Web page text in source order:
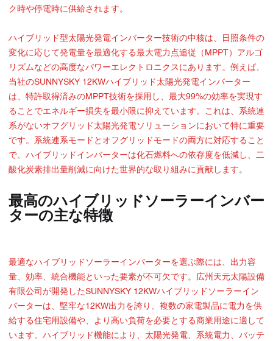
ク時や停電時に供給されます。
ハイブリッド型太陽光発電インバーター技術の中核は、日照条件の
変化に応じて発電量を最適化する最大電力点追従（MPPT）アルゴ
リズムなどの高度なパワーエレクトロニクスにあります。例えば、
当社のSUNNYSKY 12KWハイブリッド太陽光発電インバーター
は、特許取得済みのMPPT技術を採用し、最大99%の効率を実現す
ることでエネルギー損失を最小限に抑えています。これは、系統連
系がないオフグリッド太陽光発電ソリューションにおいて特に重要
です。系統連系モードとオフグリッドモードの両方に対応すること
で、ハイブリッドインバーターは化石燃料への依存度を低減し、二
酸化炭素排出量削減に向けた世界的な取り組みに貢献します。
最高のハイブリッドソーラーインバー
ターの主な特徴
最適なハイブリッドソーラーインバーターを選ぶ際には、出力容
量、効率、統合機能といった要素が不可欠です。広州天元太陽設備
有限公司が開発したSUNNYSKY 12KWハイブリッドソーラーイン
バーターは、堅牢な12KW出力を誇り、複数の家電製品に電力を供
給する住宅用設備や、より高い負荷を必要とする商業用途に適して
います。ハイブリッド機能により、太陽光発電、系統電力、バッテ